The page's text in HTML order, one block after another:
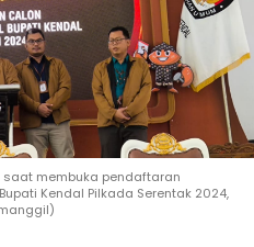
saat membuka pendaftaran
Kendal Pilkada Serentak 2024,